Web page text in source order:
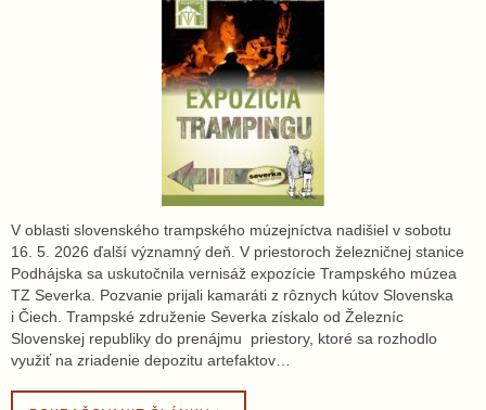
V oblasti slovenského trampského múzejníctva nadišiel v sobotu
16. 5. 2026 ďalší významný deň. V priestoroch železničnej stanice
Podhájska sa uskutočnila vernisáž expozície Trampského múzea
TZ Severka. Pozvanie prijali kamaráti z rôznych kútov Slovenska
i Čiech. Trampské združenie Severka získalo od Železníc
Slovenskej republiky do prenájmu priestory, ktoré sa rozhodlo
využiť na zriadenie depozitu artefaktov…